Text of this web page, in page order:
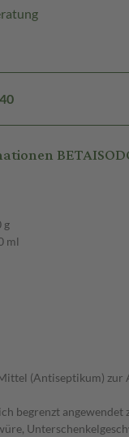
g
ml
(Antiseptikum)
begrenzt